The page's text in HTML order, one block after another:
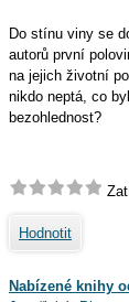
Do stínu viny se
autorů první
na jejich životní
nikdo neptá, co
bezohlednost?
Hodnotit
Nabízené knihy